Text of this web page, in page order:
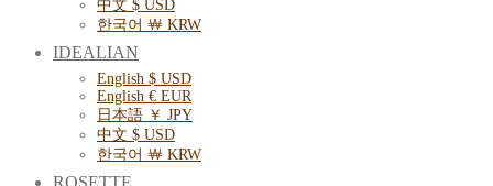
中文 $ USD
한국어 ￦ KRW
IDEALIAN
English $ USD
English € EUR
日本語 ￥ JPY
中文 $ USD
한국어 ￦ KRW